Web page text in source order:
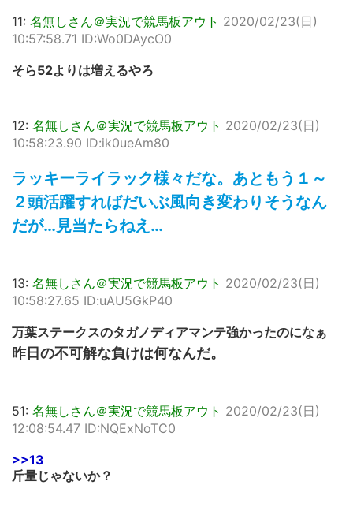
11: 名無しさん＠実況で競馬板アウト 2020/02/23(日)
10:57:58.71 ID:Wo0DAycO0
そら52よりは増えるやろ
12: 名無しさん＠実況で競馬板アウト 2020/02/23(日)
10:58:23.90 ID:ik0ueAm80
ラッキーライラック様々だな。あともう１～
２頭活躍すればだいぶ風向き変わりそうなん
だが…見当たらねえ…
13: 名無しさん＠実況で競馬板アウト 2020/02/23(日)
10:58:27.65 ID:uAU5GkP40
万葉ステークスのタガノディアマンテ強かったのになぁ
昨日の不可解な負けは何なんだ。
51: 名無しさん＠実況で競馬板アウト 2020/02/23(日)
12:08:54.47 ID:NQExNoTC0
>>13
斤量じゃないか？